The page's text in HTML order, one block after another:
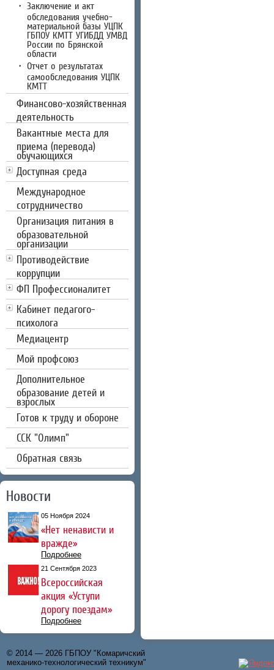
Заключение и акт
обследования учебно-
материальной базы УЦПК
ГБПОУ КМТТ УГИБДД УМВД
России по Брянской
области
Отчет о результатах
самообследования УЦПК
КМТТ
Финансово-хозяйственная
деятельность
Вакантные места для
приема (перевода)
обучающихся
Доступная среда
Международное
сотрудничество
Организация питания в
образовательной
организации
Противодействие
коррупции
ФП Профессионалитет
Кабинет педагого-
психолога
Медиацентр
Мой профсоюз
Дополнительное
образование детей и
взрослых
Готов к труду и обороне
CCК "Олимп"
Обратная связь
Новости
05 Ноября 2024
«Нет ненависти и
вражде»
Подробнее
21 Сентября 2023
Всероссийская
акция «Уступи
дорогу поездам»
Подробнее
© 2014 — 2026 ГБПОУ "Комаричский
механико-технологический техникум"